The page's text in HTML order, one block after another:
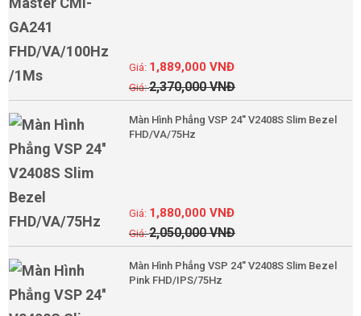
2,370,000VNĐ
1,889,000VNĐ
Màn Hình Phẳng VSP 24'' V2408S Slim Bezel
FHD/VA/75Hz
2,050,000VNĐ
1,880,000VNĐ
Màn Hình Phẳng VSP 24'' V2408S Slim Bezel
Pink FHD/IPS/75Hz